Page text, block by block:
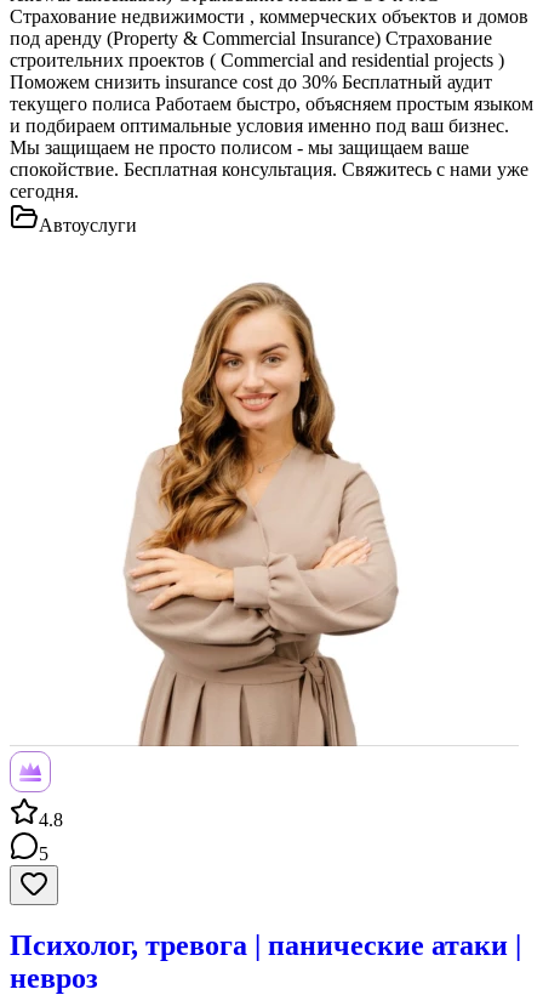
Страхование недвижимости , коммерческих объектов и домов
под аренду (Property & Commercial Insurance) Страхование
строительних проектов ( Commercial and residential projects )
Поможем снизить insurance cost до 30% Бесплатный аудит
текущего полиса Работаем быстро, объясняем простым языком
и подбираем оптимальные условия именно под ваш бизнес.
Мы защищаем не просто полисом - мы защищаем ваше
спокойствие. Бесплатная консультация. Свяжитесь с нами уже
сегодня.
Автоуслуги
4.8
5
Психолог, тревога | панические атаки |
невроз